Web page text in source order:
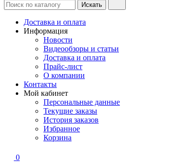
Доставка и оплата
Информация
Новости
Видеообзоры и статьи
Доставка и оплата
Прайс-лист
О компании
Контакты
Мой кабинет
Персональные данные
Текущие заказы
История заказов
Избранное
Корзина
0